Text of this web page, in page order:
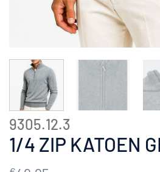
9305.12.3
1/4 ZIP KATOEN